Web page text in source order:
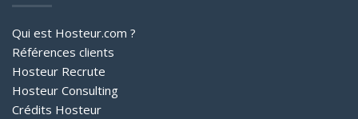
Qui est Hosteur.com ?
Références clients
Hosteur Recrute
Hosteur Consulting
Crédits Hosteur